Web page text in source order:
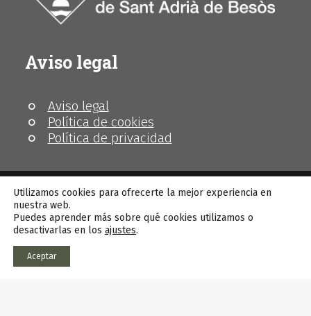
Aviso legal
Aviso legal
Política de cookies
Política de privacidad
© MhiC
Utilizamos cookies para ofrecerte la mejor experiencia en
nuestra web.
Puedes aprender más sobre qué cookies utilizamos o
desactivarlas en los ajustes.
Aceptar